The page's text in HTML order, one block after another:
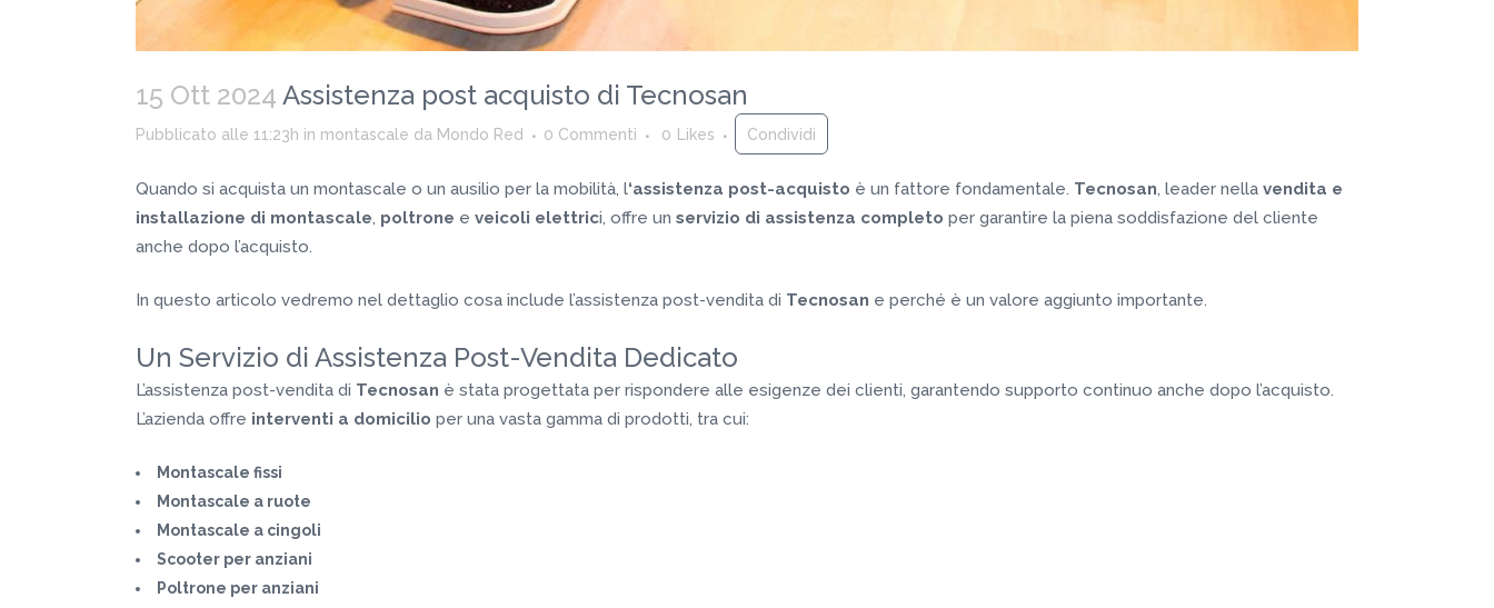
15 Ott 2024 Assistenza post acquisto di Tecnosan
Pubblicato alle 11:23h in montascale da Mondo Red 0 Commenti 0 Likes Condividi
Quando si acquista un montascale o un ausilio per la mobilità, l‘assistenza post-acquisto è un fattore fondamentale. Tecnosan, leader nella vendita e
installazione di montascale, poltrone e veicoli elettrici, offre un servizio di assistenza completo per garantire la piena soddisfazione del cliente
anche dopo l’acquisto.
In questo articolo vedremo nel dettaglio cosa include l’assistenza post-vendita di Tecnosan e perché è un valore aggiunto importante.
Un Servizio di Assistenza Post-Vendita Dedicato
L’assistenza post-vendita di Tecnosan è stata progettata per rispondere alle esigenze dei clienti, garantendo supporto continuo anche dopo l’acquisto.
L’azienda offre interventi a domicilio per una vasta gamma di prodotti, tra cui:
Montascale fissi
Montascale a ruote
Montascale a cingoli
Scooter per anziani
Poltrone per anziani